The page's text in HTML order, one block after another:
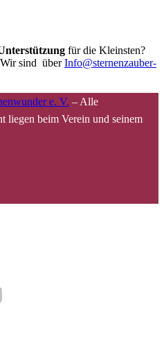
für die Kleinsten?
Wir sind überInfo@sternenzauber-
e. V. – Alle
liegen beim Verein und seinem